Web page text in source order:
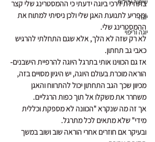
שיפור יכולות
יוגה
יוגה וריפוי
בתחילת דרכי ביוגה ידעתי כי ההמסטרינג שלי קצר
ומפריע לתנועת האגן שלי ולכן ניסיתי למתוח את
ההמסטרינג שלי.
לא רק שזה לא הלך, אלא שגם התחלתי להרגיש
כאבי גב תחתון.
אז גם הכווינו אותי בתרגל היוגה להרפיית הישבנים-
הוראה מוכרת בעולם היוגה, יש היגיון מסויים בזה,
מכיוון שכך הגב התחתון יכול להתרווח והאגן
משחרר את משקלו אל תוך כפות הרגליים.
אך זה מה שנקרא "הכוונה לא מספקת וכללית
מידי" שלא מתאים לכל מתרגל.
ובעיקר אם חוזרים אחרי הוראה שוב ושוב במשך